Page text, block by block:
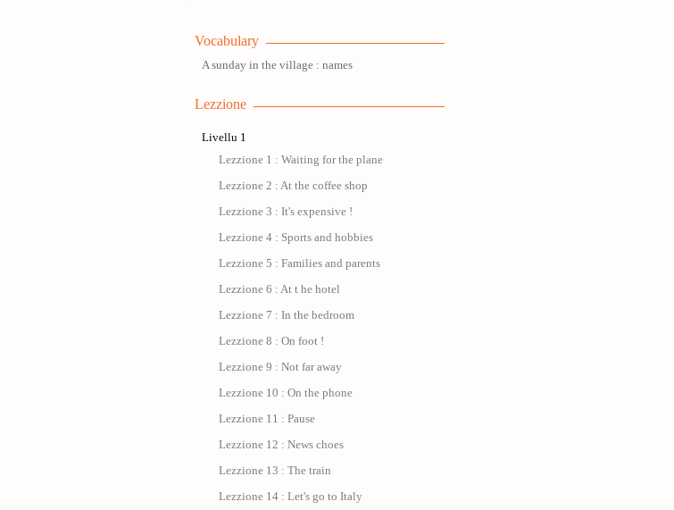
Vocabulary
A sunday in the village : names
Lezzione
Livellu 1
Lezzione 1 : Waiting for the plane
Lezzione 2 : At the coffee shop
Lezzione 3 : It's expensive !
Lezzione 4 : Sports and hobbies
Lezzione 5 : Families and parents
Lezzione 6 : At t he hotel
Lezzione 7 : In the bedroom
Lezzione 8 : On foot !
Lezzione 9 : Not far away
Lezzione 10 : On the phone
Lezzione 11 : Pause
Lezzione 12 : News choes
Lezzione 13 : The train
Lezzione 14 : Let's go to Italy